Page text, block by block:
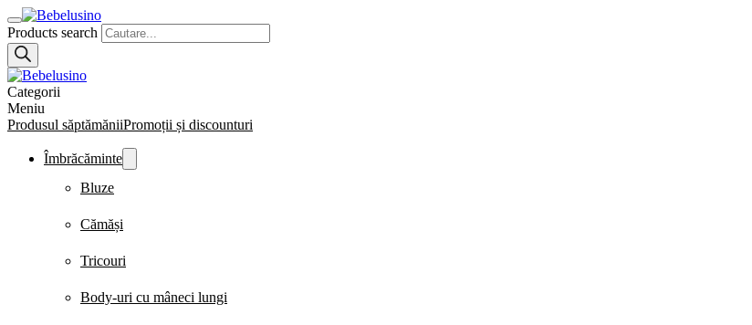
Products search
Categorii
Meniu
Produsul săptămăniiPromoții și discounturi
Îmbrăcăminte
Bluze
Cămăși
Tricouri
Body-uri cu mâneci lungi